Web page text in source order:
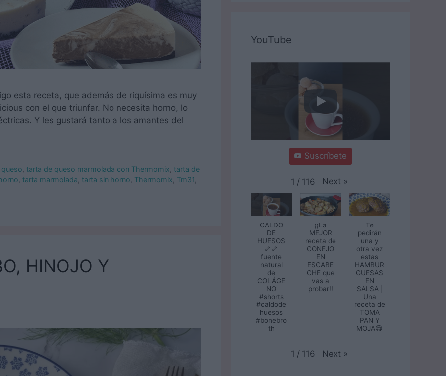
esta receta, que además de riquísima es muy
con el que triunfar. No necesita horno, lo
Y les gustará tanto a los amantes del
,tarta de queso marmolada con Thermomix ,tarta de
tarta marmolada tarta sin horno Thermomix Tm31
HINOJO Y
YouTube
Suscríbete
1 / 116 Next »
CALDO
DE
HUESOS
🦴🦴
fuente
natural
de
COLÁGE
NO
#shorts
#caldode
huesos
#bonebro
th
¡¡La
MEJOR
receta de
CONEJO
EN
ESCABE
CHE que
vas a
probar!!
Te
pedirán
una y
otra vez
estas
HAMBUR
GUESAS
EN
SALSA |
Una
receta de
TOMA
PAN Y
MOJA😋
1 / 116 Next »